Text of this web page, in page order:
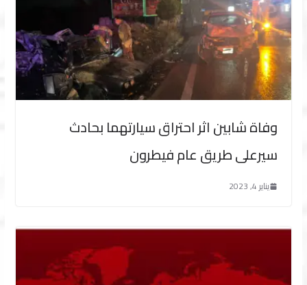
وفاة شابين اثر احتراق سيارتهما بحادث
سيرعلى طريق عام فيطرون
يناير 4, 2023